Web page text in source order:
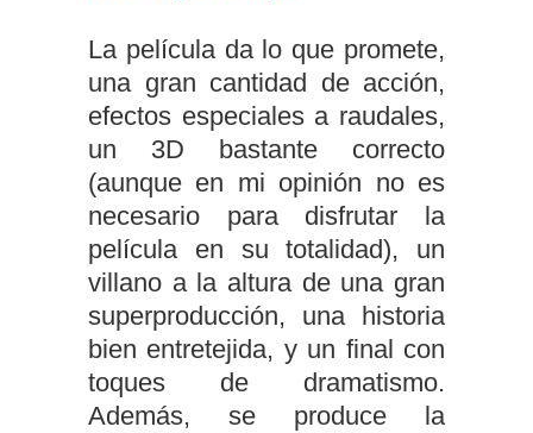
La película da lo que promete,
una gran cantidad de acción,
efectos especiales a raudales,
un 3D bastante correcto
(aunque en mi opinión no es
necesario para disfrutar la
película en su totalidad), un
villano a la altura de una gran
superproducción, una historia
bien entretejida, y un final con
toques de dramatismo.
Además, se produce la